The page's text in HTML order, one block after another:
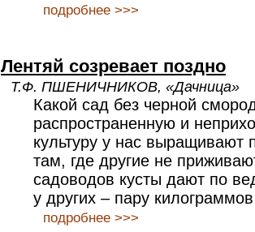
подробнее >>>
Лентяй созревает поздно
Т.Ф. ПШЕНИЧНИКОВ, «Дачница»
Какой сад без черной
распространенную и
культуру у нас выращивают
там, где другие не
садоводов кусты дают по
у других – пару
подробнее >>>